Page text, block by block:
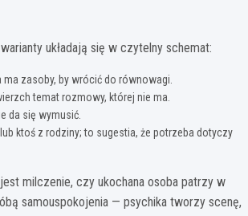
układają się w czytelny schemat:
zasoby, by wrócić do równowagi.
temat rozmowy, której nie ma.
da się wymusić.
ktoś z rodziny; to sugestia, że potrzeba dotyczy
milczenie, czy ukochana osoba patrzy w
samouspokojenia — psychika tworzy scenę,